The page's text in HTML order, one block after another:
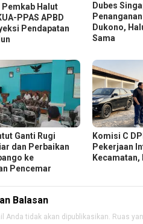
Pemkab Halut
PPAS APBD
Pendapatan
Dubes
Dukono,
Sama
Ganti Rugi
dan Perbaikan
ke
Pencemar
Komisi C
Pekerjaan
Kecamatan,
Balasan
Anda tidak akan dipublikasikan. Ruas